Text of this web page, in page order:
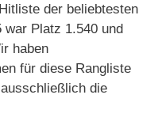
der beliebtesten
war Platz 1.540 und
haben
für diese Rangliste
die